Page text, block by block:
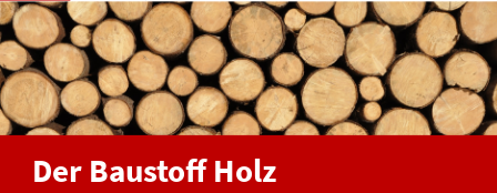
Der Baustoff Holz